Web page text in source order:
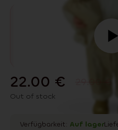
22.00 €
Out of stock
Verfügbarkeit: Auf lager